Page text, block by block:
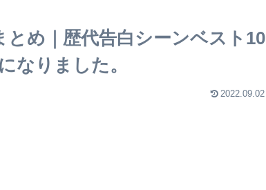
め｜歴代告白シーンベスト10
なりました。
2022.09.02